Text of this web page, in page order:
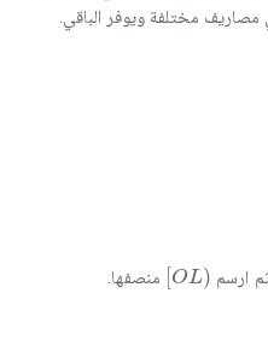
مختلفة ويوفر الباقي.
ارسم OL)
[OL) منصفها.